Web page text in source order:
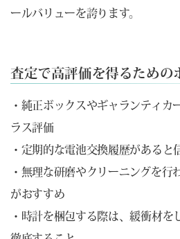
ールバリューを誇ります。
査定で高評価を得るための
・純正ボックスやギャランティカ
ラス評価
・定期的な電池交換履歴があると
・無理な研磨やクリーニングを行
がおすすめ
・時計を梱包する際は、緩衝材を